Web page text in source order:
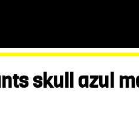
skull azul